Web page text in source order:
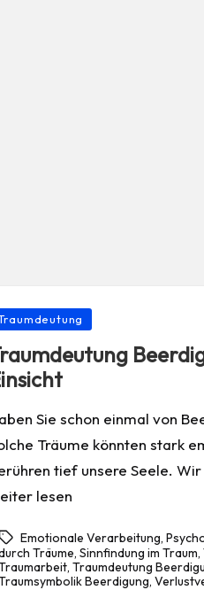
Sie schon einmal von
Träume könnten stark
tief unsere Seele.
lesen
Emotionale Verarbeitung,
Träume, Sinnfindung im Traum,
, Traumdeutung
Beerdigung,